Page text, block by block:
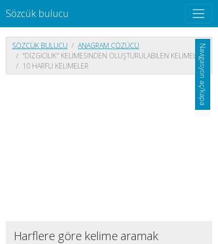
Sözcük bulucu
Navigasyon aç/kapa
SÖZCÜK BULUCU
ANAGRAM ÇÖZÜCÜ
"DIZGICILIK" KELIMESINDEN OLUŞTURULABILEN KELIMELER
10 HARFLI KELIMELER
Harflere göre kelime aramak